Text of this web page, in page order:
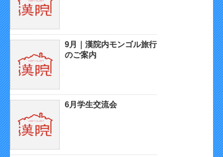
9月｜漢院内モンゴル旅行
のご案内
6月学生交流会